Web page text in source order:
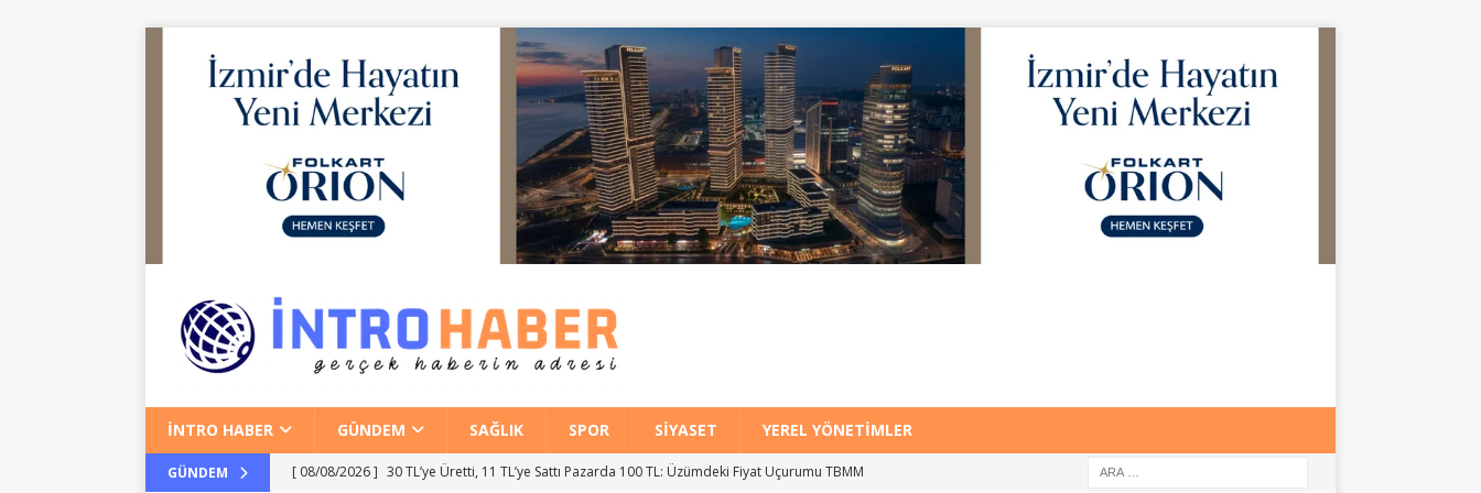
İNTRO HABER GÜNDEM SAĞLIK SPOR SIYASET YEREL YÖNETIMLER
GÜNDEM [ 08/08/2026 ] 30 TL’ye Üretti, 11 TL’ye Sattı Pazarda 100 TL: Üzümdeki Fiyat Uçurumu TBMM